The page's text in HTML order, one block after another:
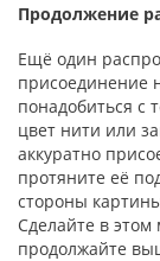
Продолжение
Ещё один
присоединение
понадобиться с
цвет нити или
аккуратно
протяните её
стороны
Сделайте в этом
продолжайте